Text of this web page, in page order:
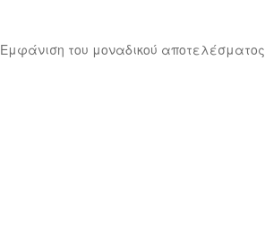
Εμφάνιση του μοναδικού αποτελέσματος